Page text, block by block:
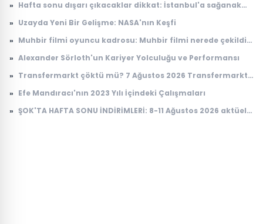
» Hafta sonu dışarı çıkacaklar dikkat: İstanbul'a sağanak
» Uzayda Yeni Bir Gelişme: NASA'nın Keşfi
» Muhbir filmi oyuncu kadrosu: Muhbir filmi nerede çekildi,
» Alexander Sörloth'un Kariyer Yolculuğu ve Performansı
» Transfermarkt çöktü mü? 7 Ağustos 2026 Transfermarkt
» Efe Mandıracı'nın 2023 Yılı İçindeki Çalışmaları
» ŞOK'TA HAFTA SONU İNDİRİMLERİ: 8-11 Ağustos 2026 aktüel